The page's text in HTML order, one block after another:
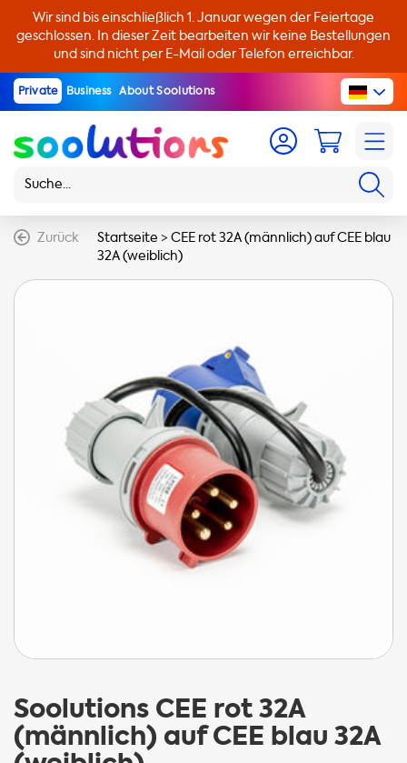
Wir sind bis einschließlich 1. Januar wegen der Feiertage
geschlossen. In dieser Zeit bearbeiten wir keine Bestellungen
und sind nicht per E-Mail oder Telefon erreichbar.
Private Business About Soolutions
Zurück Startseite >CEE rot 32A (männlich) auf CEE blau
32A (weiblich)
SoolutionsCEE rot 32A
(männlich) auf CEE blau 32A